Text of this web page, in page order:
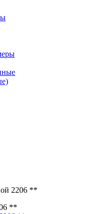
2206 **
**